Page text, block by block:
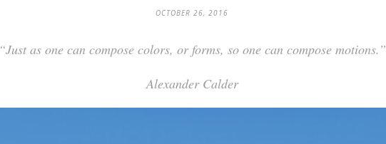
OCTOBER 26, 2016
“Just as one can compose colors, or forms, so one can compose motions.”
Alexander Calder